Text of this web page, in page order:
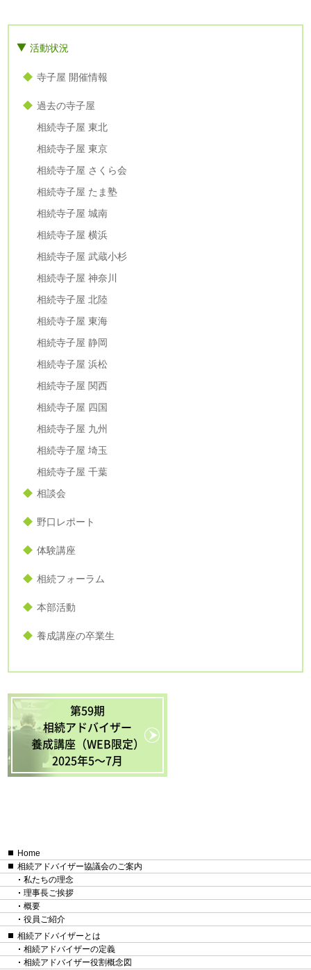
活動状況
寺子屋 開催情報
過去の寺子屋
相続寺子屋 東北
相続寺子屋 東京
相続寺子屋 さくら会
相続寺子屋 たま塾
相続寺子屋 城南
相続寺子屋 横浜
相続寺子屋 武蔵小杉
相続寺子屋 神奈川
相続寺子屋 北陸
相続寺子屋 東海
相続寺子屋 静岡
相続寺子屋 浜松
相続寺子屋 関西
相続寺子屋 四国
相続寺子屋 九州
相続寺子屋 埼玉
相続寺子屋 千葉
相談会
野口レポート
体験講座
相続フォーラム
本部活動
養成講座の卒業生
第59期
相続アドバイザー
養成講座（WEB限定）
2025年5〜7月
Home
相続アドバイザー協議会のご案内
私たちの理念
理事長ご挨拶
概要
役員ご紹介
相続アドバイザーとは
相続アドバイザーの定義
相続アドバイザー役割概念図